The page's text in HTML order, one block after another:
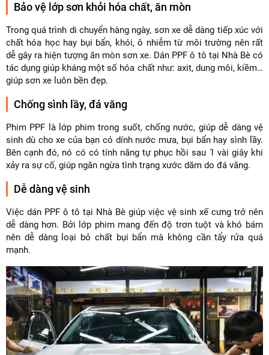
Bảo vệ lớp sơn khỏi hóa chất, ăn mòn
Trong quá trình di chuyển hàng ngày, sơn xe dễ dàng tiếp xúc với
chất hóa học hay bụi bẩn, khói, ô nhiễm từ môi trường nên rất
dễ gây ra hiện tượng ăn mòn sơn xe. Dán PPF ô tô tại Nhà Bè có
tác dụng giúp kháng một số hóa chất như: axit, dung môi, kiềm…
giúp sơn xe luôn bền đẹp.
Chống sình lầy, đá văng
Phim PPF là lớp phim trong suốt, chống nước, giúp dễ dàng vệ
sinh dù cho xe của bạn có dính nước mưa, bụi bẩn hay sình lầy.
Bên cạnh đó, nó có có tính năng tự phục hồi sau 1 vài giây khi
xảy ra sự cố, giúp ngăn ngừa tình trạng xước dăm do đá văng.
Dễ dàng vệ sinh
Việc dán PPF ô tô tại Nhà Bè giúp việc vệ sinh xế cưng trở nên
dễ dàng hơn. Bởi lớp phim mang đến độ trơn tuột và khó bám
nên dễ dàng loại bỏ chất bụi bẩn mà không cần tẩy rửa quá
mạnh.